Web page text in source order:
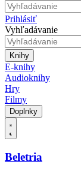
Prihlásiť
Vyhľadávanie
Knihy
E-knihy
Audioknihy
Hry
Filmy
Doplnky
Beletria